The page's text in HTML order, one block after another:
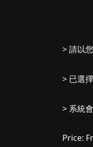
> 請以
> 已選
> 系統
Price: